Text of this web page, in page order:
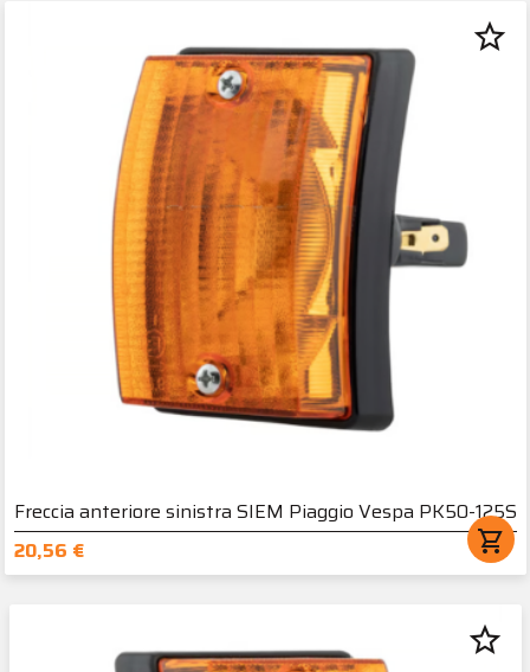
Freccia anteriore sinistra SIEM Piaggio Vespa PK50-125S
20,56 €
shopping_cart
star_border
star_border